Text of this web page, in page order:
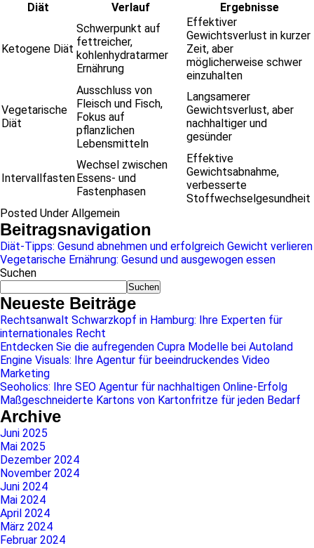
Diät
Verlauf Ergebnisse
Ketogene Diät
Schwerpunkt auf
fettreicher,
kohlenhydratarmer
Ernährung
Effektiver
Gewichtsverlust in kurzer
Zeit, aber
möglicherweise schwer
einzuhalten
Vegetarische
Diät
Ausschluss von
Fleisch und Fisch,
Fokus auf
pflanzlichen
Lebensmitteln
Langsamerer
Gewichtsverlust, aber
nachhaltiger und
gesünder
Intervallfasten
Wechsel zwischen
Essens- und
Fastenphasen
Effektive
Gewichtsabnahme,
verbesserte
Stoffwechselgesundheit
Posted Under Allgemein
Beitragsnavigation
Diät-Tipps: Gesund abnehmen und erfolgreich Gewicht verlieren
Vegetarische Ernährung: Gesund und ausgewogen essen
Suchen
Suchen
Neueste Beiträge
Rechtsanwalt Schwarzkopf in Hamburg: Ihre Experten für
internationales Recht
Entdecken Sie die aufregenden Cupra Modelle bei Autoland
Engine Visuals: Ihre Agentur für beeindruckendes Video
Marketing
Seoholics: Ihre SEO Agentur für nachhaltigen Online-Erfolg
Maßgeschneiderte Kartons von Kartonfritze für jeden Bedarf
Archive
Juni 2025
Mai 2025
Dezember 2024
November 2024
Juni 2024
Mai 2024
April 2024
März 2024
Februar 2024